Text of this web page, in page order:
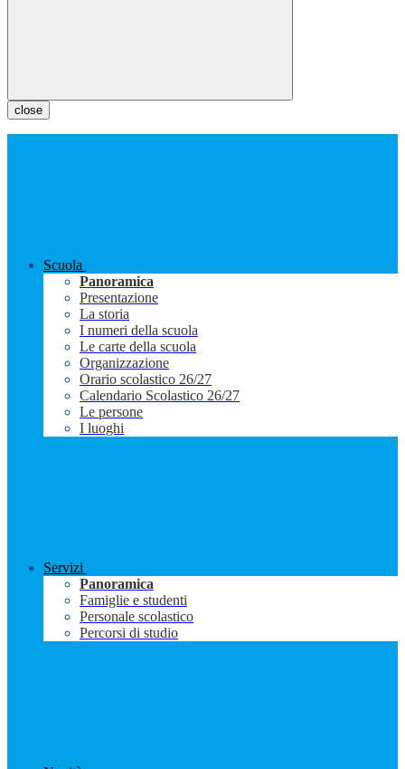
close
Scuola
Panoramica
Presentazione
La storia
I numeri della scuola
Le carte della scuola
Organizzazione
Orario scolastico 26/27
Calendario Scolastico 26/27
Le persone
I luoghi
Servizi
Panoramica
Famiglie e studenti
Personale scolastico
Percorsi di studio